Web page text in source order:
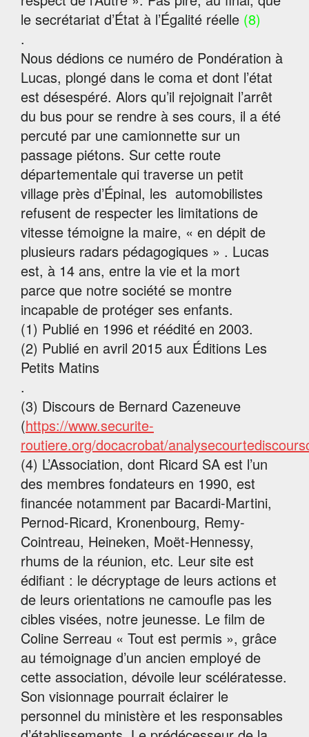
le secrétariat d’État à l’Égalité réelle (8)
.
Nous dédions ce numéro de Pondération à
Lucas, plongé dans le coma et dont l’état
est désespéré. Alors qu’il rejoignait l’arrêt
du bus pour se rendre à ses cours, il a été
percuté par une camionnette sur un
passage piétons. Sur cette route
départementale qui traverse un petit
village près d’Épinal, les automobilistes
refusent de respecter les limitations de
vitesse témoigne la maire, « en dépit de
plusieurs radars pédagogiques » . Lucas
est, à 14 ans, entre la vie et la mort
parce que notre société se montre
incapable de protéger ses enfants.
(1) Publié en 1996 et réédité en 2003.
(2) Publié en avril 2015 aux Éditions Les
Petits Matins
.
(3) Discours de Bernard Cazeneuve
(https://www.securite-
routiere.org/docacrobat/
(4) L’Association, dont Ricard SA est l’un
des membres fondateurs en 1990, est
financée notamment par Bacardi-Martini,
Pernod-Ricard, Kronenbourg, Remy-
Cointreau, Heineken, Moët-Hennessy,
rhums de la réunion, etc. Leur site est
édifiant : le décryptage de leurs actions et
de leurs orientations ne camoufle pas les
cibles visées, notre jeunesse. Le film de
Coline Serreau « Tout est permis », grâce
au témoignage d’un ancien employé de
cette association, dévoile leur scélératesse.
Son visionnage pourrait éclairer le
personnel du ministère et les responsables